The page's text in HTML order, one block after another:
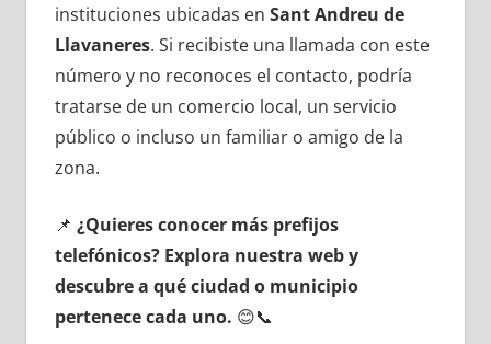
instituciones ubicadas en Sant Andreu dе
Llavaneres. Si recibiste una llamada сοn еstе
número у no reconoces el contacto, podría
tratarse dе un comercio local, un servicio
público ο incluso un familiar ο amigo dе la
zona.
📌 ¿Quieres conocer mа́s prefijos
telefónicos? Explora nuestra web у
descubre а qué ciudad ο municipio
pertenece cada uno. 😊📞